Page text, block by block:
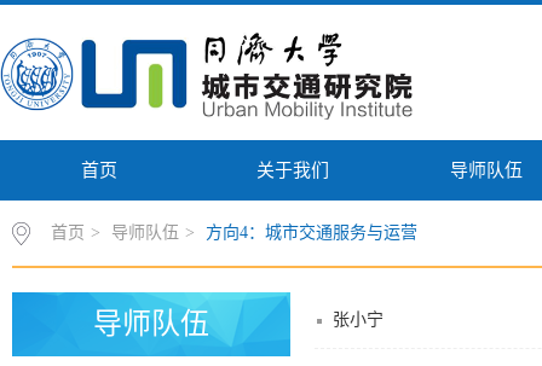
首页 关于我们 导师队伍
首页 > 导师队伍 > 方向4：城市交通服务与运营
导师队伍 张小宁